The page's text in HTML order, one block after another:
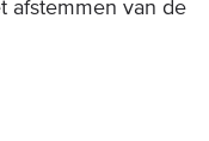
afstemmen van de